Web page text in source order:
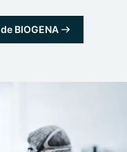
BIOGENA